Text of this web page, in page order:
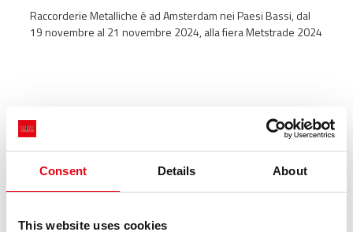
Consent Details About
This website uses cookies
Raccorderie Metalliche è ad Amsterdam nei Paesi Bassi, dal
19 novembre al 21 novembre 2024, alla fiera Metstrade 2024